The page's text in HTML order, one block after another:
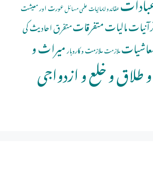
عقائد و ایمانیاتعلمی مسائلعورت اور معیشت
مالیاتمتفرقاتمتفرق احادیث کی
ملازمتملازمت و کاروبارمیراث و
طلاق و خلع و ازدواجی